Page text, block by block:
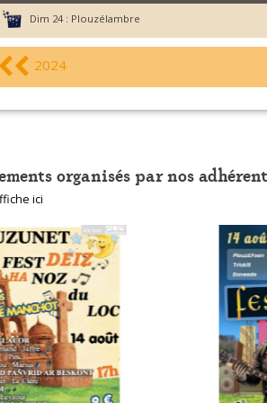
Dim 24 : Plouzélambre
2024
organisés par nos
ici